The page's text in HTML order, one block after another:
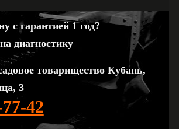
с гарантией 1 год?
диагностику
товарищество Кубань,
3
42